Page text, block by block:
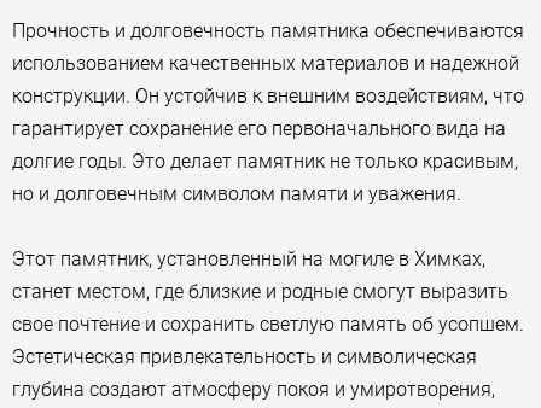
Прочность и долговечность памятника обеспечиваются
использованием качественных материалов и надежной
конструкции. Он устойчив к внешним воздействиям, что
гарантирует сохранение его первоначального вида на
долгие годы. Это делает памятник не только красивым,
но и долговечным символом памяти и уважения.
Этот памятник, установленный на могиле в Химках,
станет местом, где близкие и родные смогут выразить
свое почтение и сохранить светлую память об усопшем.
Эстетическая привлекательность и символическая
глубина создают атмосферу покоя и умиротворения,